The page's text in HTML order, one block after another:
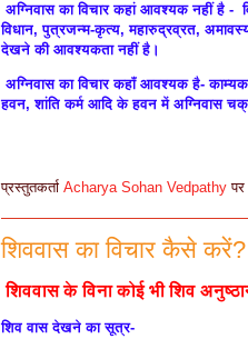
अग्निवास का विचार कहां आवश्यक नहीं है -
विधान, पुत्रजन्म-कृत्य, महारुद्रव्रत,
देखने की आवश्यकता नहीं है।
अग्निवास का विचार कहाँ आवश्यक है-
हवन, शांति कर्म आदि के हवन में अग्निवास
प्रस्तुतकर्ता Acharya Sohan Vedpathy पर
शिववास का विचार कैसे करें?
शिववास के विना कोई भी शिव
शिव वास देखने का सूत्र-